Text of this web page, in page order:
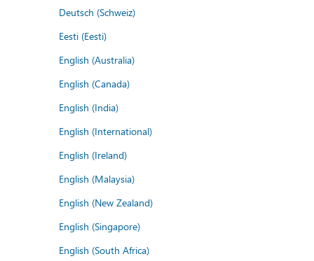
Deutsch (Schweiz)
Eesti (Eesti)
English (Australia)
English (Canada)
English (India)
English (International)
English (Ireland)
English (Malaysia)
English (New Zealand)
English (Singapore)
English (South Africa)